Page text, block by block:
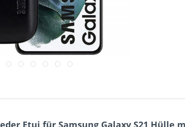
Etui für Samsung Galaxy S21 Hülle